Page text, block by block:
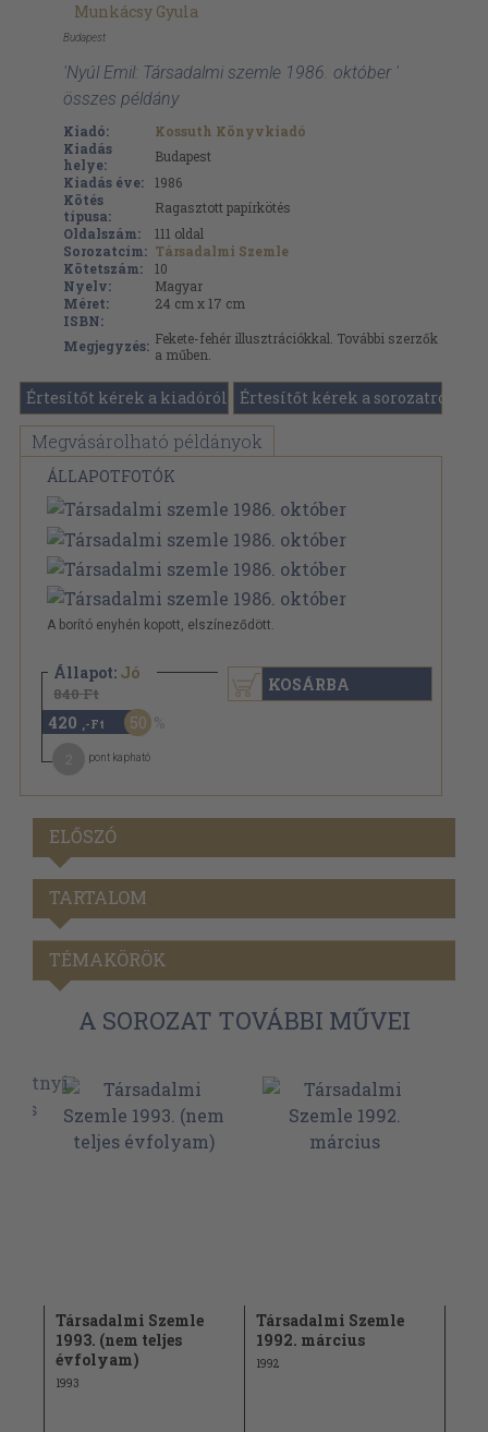
Munkácsy Gyula
Budapest
'Nyúl Emil: Társadalmi szemle 1986. október '
összes példány
Kiadó:
Kossuth Könyvkiadó
Kiadás
helye:
Budapest
Kiadás éve:
1986
Kötés
típusa:
Ragasztott papírkötés
Oldalszám:
111 oldal
Sorozatcím: Társadalmi Szemle
Kötetszám:
10
Nyelv:
Magyar
Méret:
24 cm x 17 cm
ISBN:
Megjegyzés: Fekete-fehér illusztrációkkal. További szerzők
a műben.
Értesítőt kérek a kiadóról Értesítőt kérek a sorozatról
Megvásárolható példányok
ÁLLAPOTFOTÓK
A borító enyhén kopott, elszíneződött.
Állapot: Jó
840 Ft
420 ,-Ft 50
pont kapható
KOSÁRBA
ELŐSZÓ
TARTALOM
TÉMAKÖRÖK
A SOROZAT TOVÁBBI MŰVEI
Társadalmi Szemle
1993. (nem teljes
évfolyam)
1993
Társadalmi Szemle
1992. március
1992